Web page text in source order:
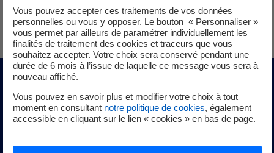
Le nouvel index de non-consommation, à la date
anniversaire.
Comment relever vos index
sur votre compteur ?
Vous pouvez accepter ces traitements de vos données
personnelles ou vous y opposer. Le bouton « Personnaliser »
vous permet par ailleurs de paramétrer individuellement les
finalités de traitement des cookies et traceurs que vous
souhaitez accepter. Votre choix sera conservé pendant une
durée de 6 mois à l’issue de laquelle ce message vous sera à
nouveau affiché.
Vous pouvez en savoir plus et modifier votre choix à tout
moment en consultant notre politique de cookies, également
accessible en cliquant sur le lien « cookies » en bas de page.